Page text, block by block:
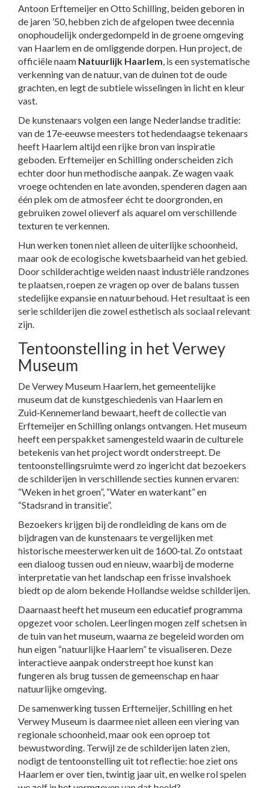
Antoon Erftemeijer en Otto Schilling, beiden geboren in
de jaren ’50, hebben zich de afgelopen twee decennia
onophoudelijk ondergedompeld in de groene omgeving
van Haarlem en de omliggende dorpen. Hun project, de
officiële naam Natuurlijk Haarlem, is een systematische
verkenning van de natuur, van de duinen tot de oude
grachten, en legt de subtiele wisselingen in licht en kleur
vast.
De kunstenaars volgen een lange Nederlandse traditie:
van de 17e‑eeuwse meesters tot hedendaagse tekenaars
heeft Haarlem altijd een rijke bron van inspiratie
geboden. Erftemeijer en Schilling onderscheiden zich
echter door hun methodische aanpak. Ze wagen vaak
vroege ochtenden en late avonden, spenderen dagen aan
één plek om de atmosfeer écht te doorgronden, en
gebruiken zowel olieverf als aquarel om verschillende
texturen te verkennen.
Hun werken tonen niet alleen de uiterlijke schoonheid,
maar ook de ecologische kwetsbaarheid van het gebied.
Door schilderachtige weiden naast industriële randzones
te plaatsen, roepen ze vragen op over de balans tussen
stedelijke expansie en natuurbehoud. Het resultaat is een
serie schilderijen die zowel esthetisch als sociaal relevant
zijn.
Tentoonstelling in het Verwey
Museum
De Verwey Museum Haarlem, het gemeentelijke
museum dat de kunstgeschiedenis van Haarlem en
Zuid‑Kennemerland bewaart, heeft de collectie van
Erftemeijer en Schilling onlangs ontvangen. Het museum
heeft een perspakket samengesteld waarin de culturele
betekenis van het project wordt onderstreept. De
tentoonstellingsruimte werd zo ingericht dat bezoekers
de schilderijen in verschillende secties kunnen ervaren:
“Weken in het groen”, “Water en waterkant” en
“Stadsrand in transitie”.
Bezoekers krijgen bij de rondleiding de kans om de
bijdragen van de kunstenaars te vergelijken met
historische meesterwerken uit de 1600‑tal. Zo ontstaat
een dialoog tussen oud en nieuw, waarbij de moderne
interpretatie van het landschap een frisse invalshoek
biedt op de alom bekende Hollandse weidse schilderijen.
Daarnaast heeft het museum een educatief programma
opgezet voor scholen. Leerlingen mogen zelf schetsen in
de tuin van het museum, waarna ze begeleid worden om
hun eigen “natuurlijke Haarlem” te visualiseren. Deze
interactieve aanpak onderstreept hoe kunst kan
fungeren als brug tussen de gemeenschap en haar
natuurlijke omgeving.
De samenwerking tussen Erftemeijer, Schilling en het
Verwey Museum is daarmee niet alleen een viering van
regionale schoonheid, maar ook een oproep tot
bewustwording. Terwijl ze de schilderijen laten zien,
nodigt de tentoonstelling uit tot reflectie: hoe ziet ons
Haarlem er over tien, twintig jaar uit, en welke rol spelen